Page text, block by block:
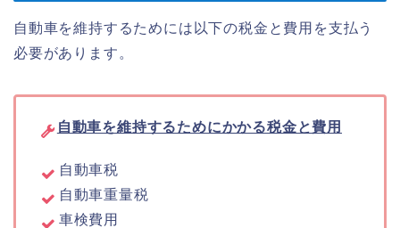
自動車を維持するためには以下の税金と費用を支払う
必要があります。
自動車を維持するためにかかる税金と費用
自動車税
自動車重量税
車検費用